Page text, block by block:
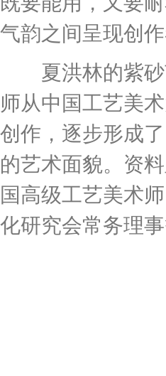
气韵之间呈现创
夏洪林的紫砂
师从中国工艺美
创作，逐步形成
的艺术面貌。资
国高级工艺美术
化研究会常务理